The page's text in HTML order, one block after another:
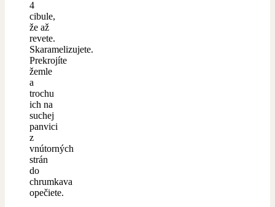
4
cibule,
že až
revete.
Skaramelizujete.
Prekrojíte
žemle
a
trochu
ich na
suchej
panvici
z
vnútorných
strán
do
chrumkava
opečiete.